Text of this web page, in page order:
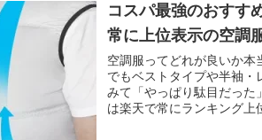
コスパ最強のおすす
常に上位表示の空調
空調服ってどれが良いか本
でもベストタイプや半袖・
みて「やっぱり駄目だった
は楽天で常にランキング上